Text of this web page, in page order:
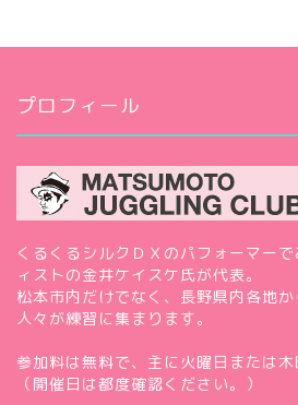
プロフィール
くるくるシルクＤＸのパフォーマー
ィストの金井ケイスケ氏が代表。
松本市内だけでなく、長野県内各地
人々が練習に集まります。
参加料は無料で、主に火曜日または木
（開催日は都度確認ください。）